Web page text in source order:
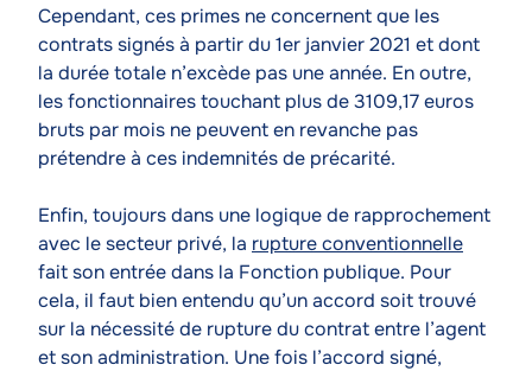
Cependant, ces primes ne concernent que les
contrats signés à partir du 1er janvier 2021 et dont
la durée totale n’excède pas une année. En outre,
les fonctionnaires touchant plus de 3109,17 euros
bruts par mois ne peuvent en revanche pas
prétendre à ces indemnités de précarité.
Enfin, toujours dans une logique de rapprochement
avec le secteur privé, la rupture conventionnelle
fait son entrée dans la Fonction publique. Pour
cela, il faut bien entendu qu’un accord soit trouvé
sur la nécessité de rupture du contrat entre l’agent
et son administration. Une fois l’accord signé,